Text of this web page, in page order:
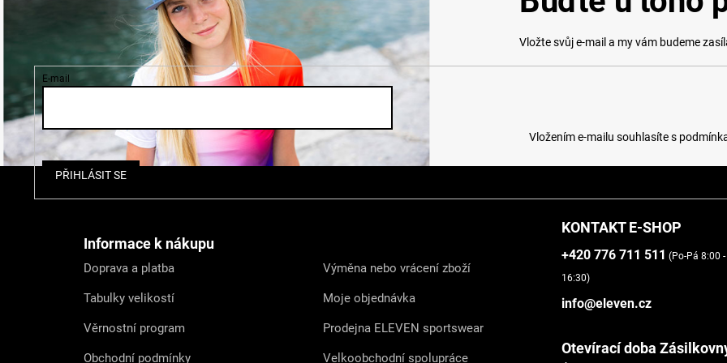
Vložte svůj e-mail a my vám budeme
E-mail
Vložením e-mailu souhlasíte s
PŘIHLÁSIT SE
Informace k nákupu
Doprava a platba
Tabulky velikostí
Věrnostní program
Obchodní podmínky
Výměna nebo vrácení zboží
Moje objednávka
Prodejna ELEVEN sportswear
Velkoobchodní spolupráce
KONTAKT E-SHOP
+420 776 711 511 (Po-Pá 8:00 -
16:30)
info@eleven.cz
Otevírací doba